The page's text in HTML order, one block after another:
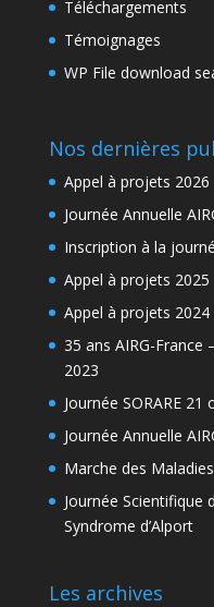
Téléchargements
Témoignages
WP File download
Nos dernières
Appel à projets 2026
Journée Annuelle
Inscription à la
Appel à projets 2025
Appel à projets 2024
35 ans AIRG-France
2023
Journée SORARE 21
Journée Annuelle
Marche des
Journée Scientifique
Syndrome d’Alport
Les archives